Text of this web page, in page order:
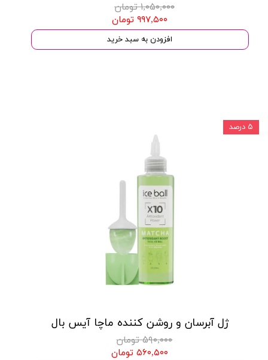
۱,۰۵۰,۰۰۰ تومان
۹۹۷,۵۰۰ تومان
افزودن به سبد خرید
ژل آبرسان و روشن کننده ماچا آیس بال
۵۹۰,۰۰۰ تومان
۵۶۰,۵۰۰ تومان
۵ درصد